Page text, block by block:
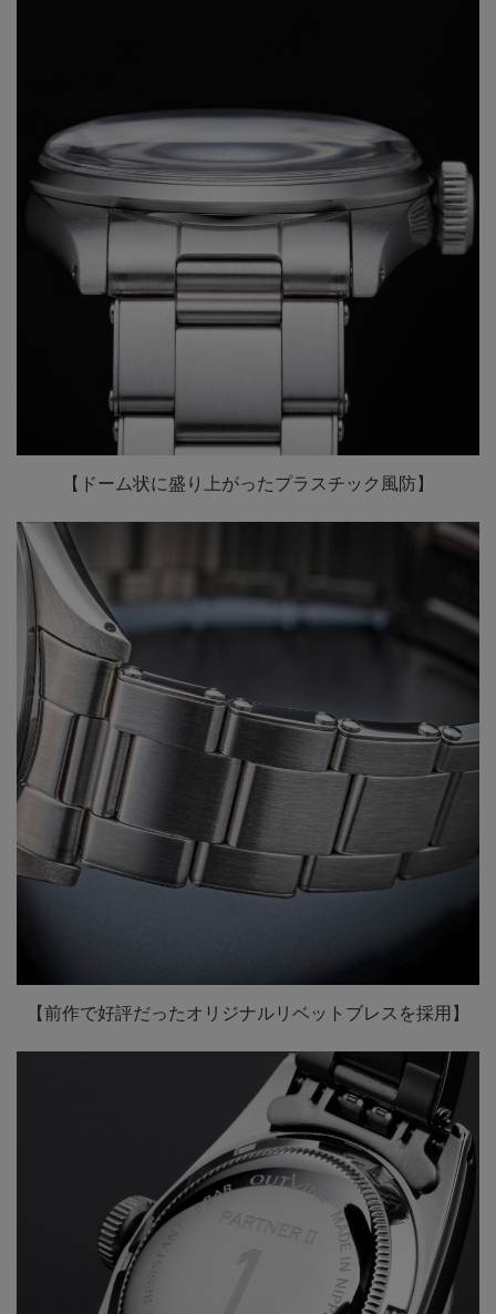
【ドーム状に盛り上がったプラスチック風防】
【前作で好評だったオリジナルリベットブレスを採用】